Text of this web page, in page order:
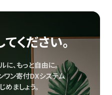
ください。
に、もっと自由に。
ワン寄付DXシステム
ましょう。